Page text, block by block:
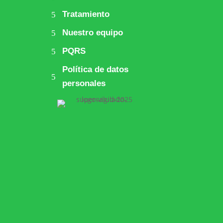
Tratamiento
Nuestro equipo
PQRS
Política de datos
personales